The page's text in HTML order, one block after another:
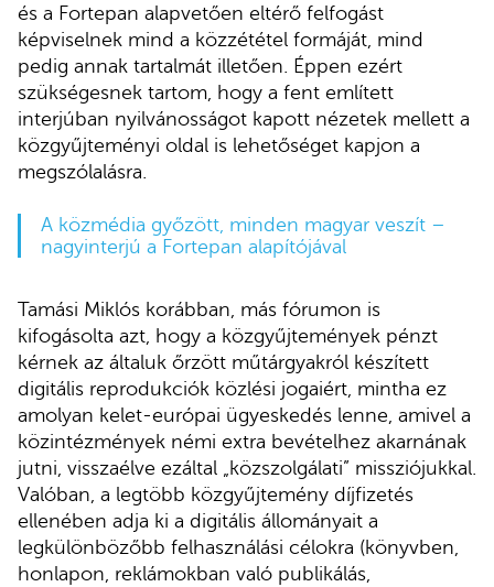
és a Fortepan alapvetően eltérő felfogást
képviselnek mind a közzététel formáját, mind
pedig annak tartalmát illetően. Éppen ezért
szükségesnek tartom, hogy a fent említett
interjúban nyilvánosságot kapott nézetek mellett a
közgyűjteményi oldal is lehetőséget kapjon a
megszólalásra.
A közmédia győzött, minden magyar veszít –
nagyinterjú a Fortepan alapítójával
Tamási Miklós korábban, más fórumon is
kifogásolta azt, hogy a közgyűjtemények pénzt
kérnek az általuk őrzött műtárgyakról készített
digitális reprodukciók közlési jogaiért, mintha ez
amolyan kelet-európai ügyeskedés lenne, amivel a
közintézmények némi extra bevételhez akarnának
jutni, visszaélve ezáltal „közszolgálati” missziójukkal.
Valóban, a legtöbb közgyűjtemény díjfizetés
ellenében adja ki a digitális állományait a
legkülönbözőbb felhasználási célokra (könyvben,
honlapon, reklámokban való publikálás,